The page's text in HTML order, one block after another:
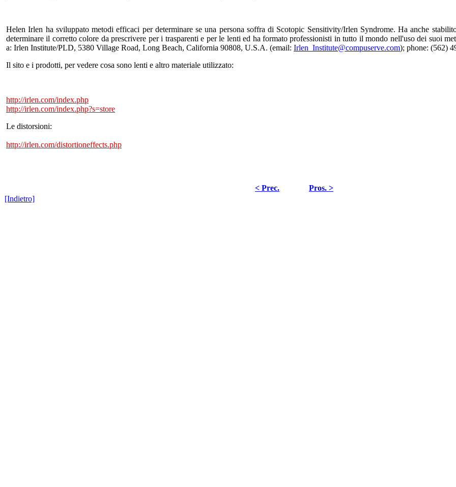
Helen Irlen ha sviluppato metodi efficaci per determinare se una persona soffra di Scotopic Sensitivity/Irlen Syndrome. Ha anche
determinare il corretto colore da prescrivere per i trasparenti e per le lenti ed ha formato professionisti in tutto il mondo nell'uso dei suoi
a: Irlen Institute/PLD, 5380 Village Road, Long Beach, California 90808, U.S.A. (email: Irlen_Institute@compuserve.com); phone: (562)
Il sito e i prodotti, per vedere cosa sono lenti e altro materiale utilizzato:
http://irlen.com/index.php
http://irlen.com/index.php?s=store
Le distorsioni:
http://irlen.com/distortioneffects.php
< Prec.
Pros. >
[Indietro]